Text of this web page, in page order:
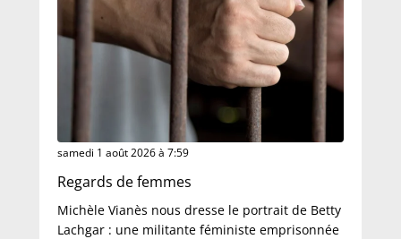
samedi 1 août 2026 à 7:59
Regards de femmes
Michèle Vianès nous dresse le portrait de Betty
Lachgar : une militante féministe emprisonnée